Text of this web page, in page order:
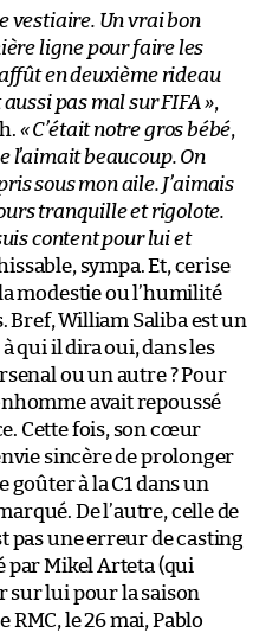
vestiaire. Un vrai bon
ligne pour faire les
en deuxième rideau
pas mal sur FIFA »,
« C’était notre gros bébé,
l’aimait beaucoup. On
sous mon aile. J’aimais
tranquille et rigolote.
content pour lui et
sympa. Et, cerise
modestie ou l’humilité
Bref, William Saliba est un
qui il dira oui, dans les
ou un autre ? Pour
avait repoussé
Cette fois, son cœur
sincère de prolonger
goûter à la C1 dans un
De l’autre, celle de
pas une erreur de casting
par Mikel Arteta (qui
sur lui pour la saison
RMC, le 26 mai, Pablo